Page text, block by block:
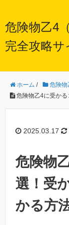
危険物乙4
完全攻略サ
ホーム / 危険物
危険物乙4に受か
2025.03.17
危険物
選！受
かる方